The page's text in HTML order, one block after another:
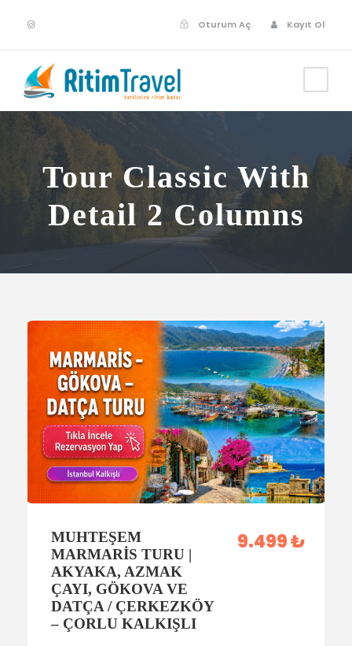
Oturum Aç Kayıt Ol
Tour Classic With
Detail 2 Columns
MUHTEŞEM
MARMARIS TURU |
AKYAKA, AZMAK
ÇAYI, GÖKOVA VE
DATÇA / ÇERKEZKÖY
– ÇORLU KALKIŞLI
9.499 ₺